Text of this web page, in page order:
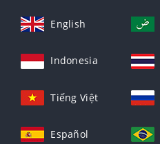
English
Indonesia
Tiếng Việt
Español